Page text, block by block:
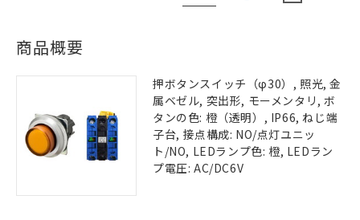
商品概要
押ボタンスイッチ（φ30）, 照光, 金
属ベゼル, 突出形, モーメンタリ, ボ
タンの色: 橙（透明）, IP66, ねじ端
子台, 接点構成: NO/点灯ユニッ
ト/NO, LEDランプ色: 橙, LEDラン
プ電圧: AC/DC6V